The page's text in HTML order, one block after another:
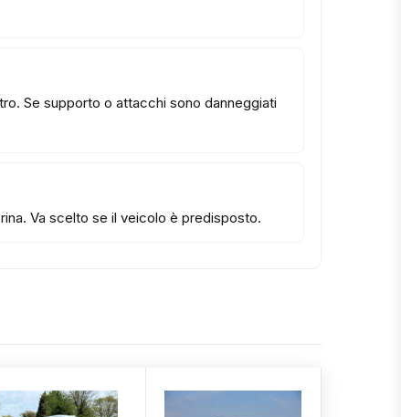
Se supporto o attacchi sono danneggiati
Va scelto se il veicolo è predisposto.